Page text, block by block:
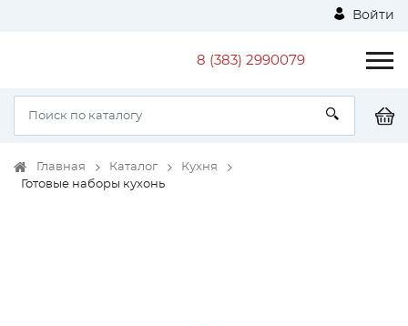
Войти
8 (383) 2990079
Главная Каталог
Кухня
Готовые наборы кухонь